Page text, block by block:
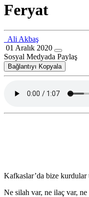
Feryat
Ali Akbaş
01 Aralık 2020
Sosyal Medyada Paylaş
Bağlantıyı Kopyala
Gözü
Kafkaslar’da bize kurdular
Ne silah var, ne ilaç var, ne